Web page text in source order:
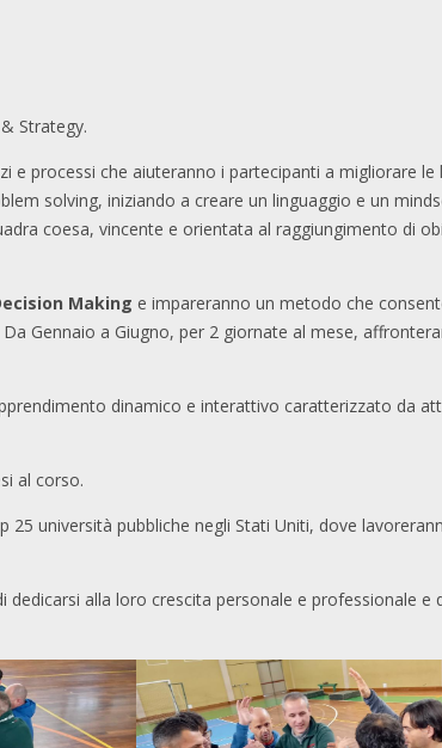
Strategy.
e processi che aiuteranno i partecipanti a migliorare le
solving, iniziando a creare un linguaggio e un
coesa, vincente e orientata al raggiungimento di
Making e impareranno un metodo che
Gennaio a Giugno, per 2 giornate al mese,
dinamico e interattivo caratterizzato da
al corso.
25 università pubbliche negli Stati Uniti, dove
alla loro crescita personale e professionale e